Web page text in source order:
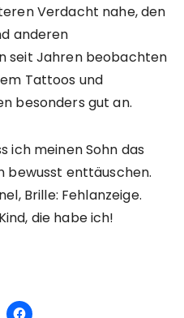
Verdacht nahe, den
anderen
seit Jahren beobachten
Tattoos und
besonders gut an.
ich meinen Sohn das
bewusst enttäuschen.
Brille: Fehlanzeige.
die habe ich!